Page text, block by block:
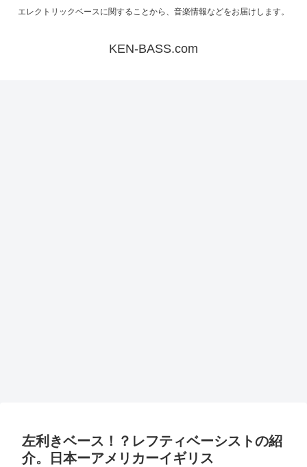
エレクトリックベースに関することから、音楽情報などをお届けします。
KEN-BASS.com
左利きベース！？レフティベーシストの紹
介。日本ーアメリカーイギリス